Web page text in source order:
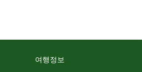
여행정보